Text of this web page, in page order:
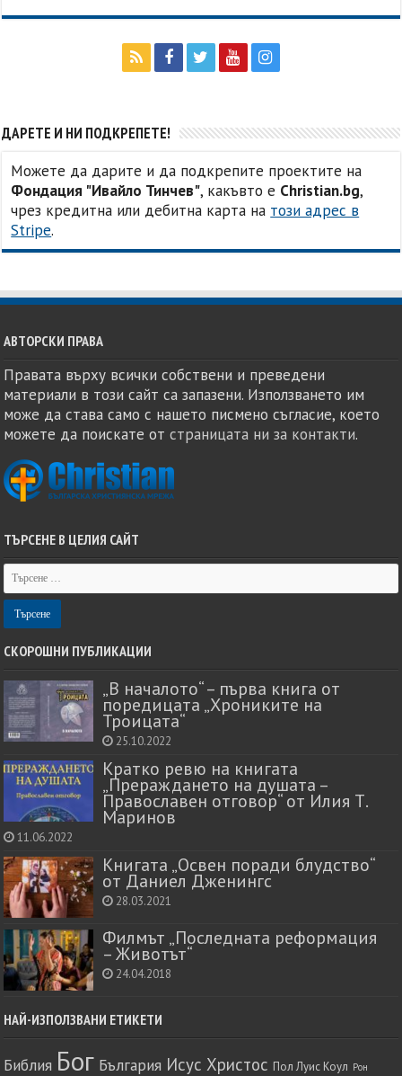
ДАРЕТЕ И НИ ПОДКРЕПЕТЕ!
Можете да дарите и да подкрепите проектите на
Фондация "Ивайло Тинчев", какъвто е Christian.bg,
чрез кредитна или дебитна карта на този адрес в
Stripe.
АВТОРСКИ ПРАВА
Правата върху всички собствени и преведени
материали в този сайт са запазени. Използването им
може да става само с нашето писмено съгласие, което
можете да поискате отстраницата ни за контакти.
ТЪРСЕНЕ В ЦЕЛИЯ САЙТ
СКОРОШНИ ПУБЛИКАЦИИ
„В началото“ – първа книга от
поредицата „Хрониките на
Троицата“
25.10.2022
Кратко ревю на книгата
„Прераждането на душата –
Православен отговор“ от Илия Т.
Маринов
11.06.2022
Книгата „Освен поради блудство“
от Даниел Дженингс
28.03.2021
Филмът „Последната реформация
– Животът“
24.04.2018
НАЙ-ИЗПОЛЗВАНИ ЕТИКЕТИ
Библия Бог България Исус Христос Пол Луис Коул Рон